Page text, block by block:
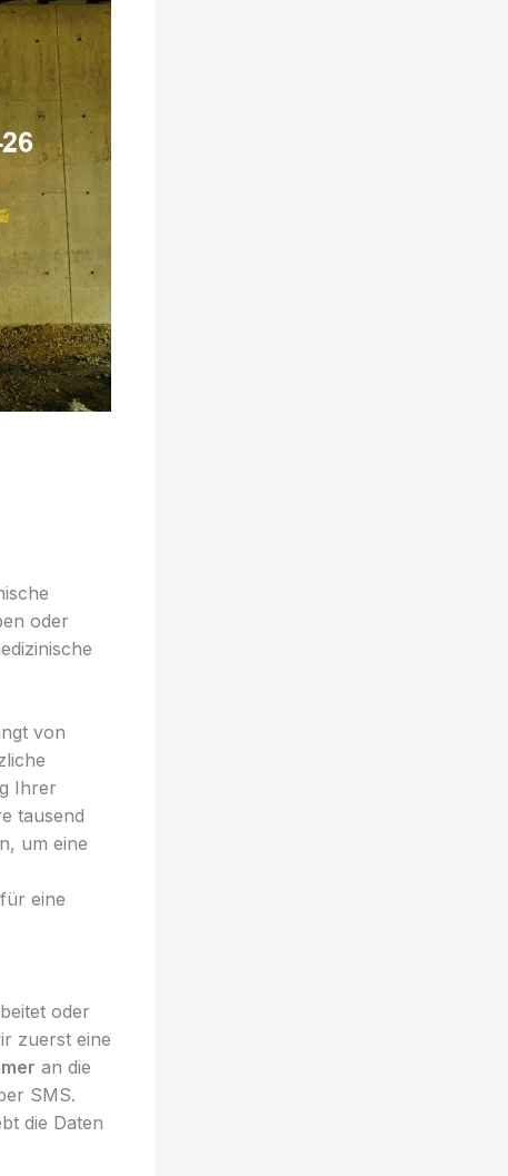
oder
von
Ihrer
tausend
um eine
eine
oder
zuerst eine
an die
SMS.
die Daten